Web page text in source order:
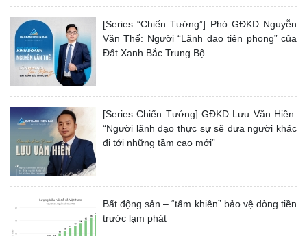
[Series “Chiến Tướng”] Phó GĐKD Nguyễn
Văn Thế: Người “Lãnh đạo tiên phong” của
Đất Xanh Bắc Trung Bộ
[Series Chiến Tướng] GĐKD Lưu Văn Hiền:
“Người lãnh đạo thực sự sẽ đưa người khác
đi tới những tầm cao mới”
Bất động sản – “tấm khiên” bảo vệ dòng tiền
trước lạm phát